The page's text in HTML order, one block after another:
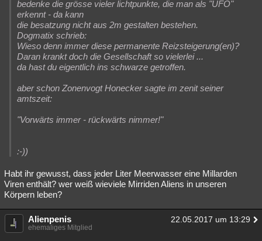
bedenke die grösse vieler lichtpunkte, die man als "UFO"
erkennt - da kann
die besatzung nicht aus 2m gestalten bestehen.
Dogmatix schrieb:
Wieso denn immer diese permanente Reizsteigerung(en)?
Daran krankt doch die Gesellschaft so vielerlei ...
da hast du eigentlich ins schwarze getroffen.
aber schon Zonenvogt Honecker sagte im zenit seiner
amtszeit:
"Vorwärts immer - rückwärts nimmer!"
:-))
Habt ihr gewusst, dass jeder Liter Meerwasser eine Millarden
Viren enthält? wer weiß wieviele Mirriden Aliens in unseren
Körpern leben?
Alienpenis 22.05.2017 um 13:29
ehemaliges Mitglied